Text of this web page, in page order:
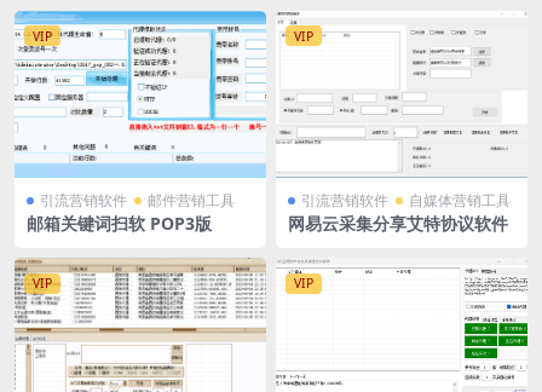
VIP
引流营销软件 邮件营销工具
邮箱关键词扫软 POP3版
VIP
引流营销软件 自媒体营销工具
网易云采集分享艾特协议软件
VIP VIP